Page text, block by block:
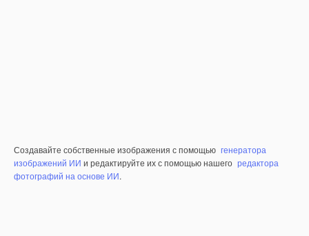
Создавайте собственные изображения с помощью генератора
изображений ИИ и редактируйте их с помощью нашего редактора
фотографий на основе ИИ.